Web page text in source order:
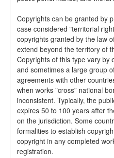
Copyrights can be granted by
case considered "territorial
copyrights granted by the law
extend beyond the territory of
Copyrights of this type vary by
and sometimes a large group
agreements with other
when works "cross" national
inconsistent. Typically, the
expires 50 to 100 years after
on the jurisdiction. Some
formalities to establish
copyright in any completed
registration.